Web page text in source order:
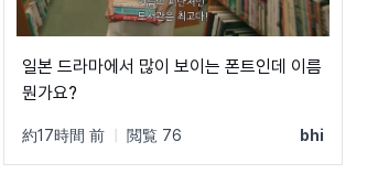
일본 드라마에서 많이 보이는 폰트인데 이름
뭔가요?
約17時間 前 閲覧 76 bhi